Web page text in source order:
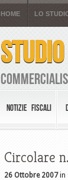
HOME LO
NOTIZIE FISCALI
Circolare
26 Ottobre 2007in